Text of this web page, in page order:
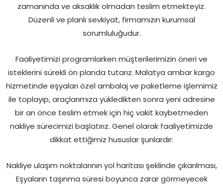
zamanında ve aksaklık olmadan teslim etmekteyiz.
Düzenli ve planlı sevkiyat, firmamızın kurumsal
sorumluluğudur.
Faaliyetimizi programlarken müşterilerimizin öneri ve
isteklerini sürekli ön planda tutarız. Malatya ambar kargo
hizmetinde eşyaları özel ambalaj ve paketleme işlemimiz
ile toplayıp, araçlarımıza yükledikten sonra yeni adresine
bir an önce teslim etmek için hiç vakit kaybetmeden
nakliye sürecimizi başlatırız. Genel olarak faaliyetimizde
dikkat ettiğimiz hususlar şunlardır:
Nakliye ulaşım noktalarının yol haritası şeklinde çıkarılması,
Eşyaların taşınma süresi boyunca zarar görmeyecek